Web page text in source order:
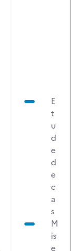
E
t
u
d
e
d
e
c
a
s
M
is
e